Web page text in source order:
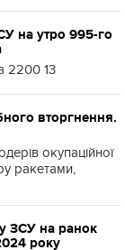
на утро 995-го
2200 13
вторгнення.
окупаційної
ракетами,
ЗСУ на ранок
року